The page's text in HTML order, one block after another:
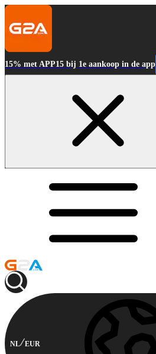
15% met APP15 bij 1e aankoop in de app
NL EUR